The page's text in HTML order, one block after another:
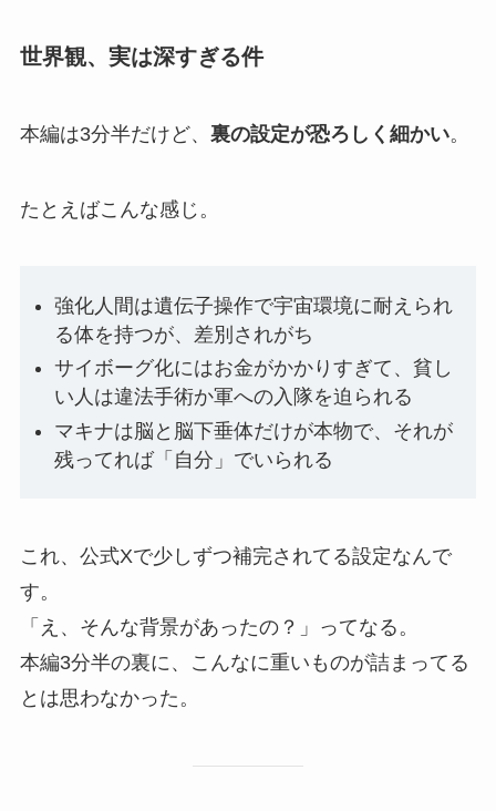
世界観、実は深すぎる件
本編は3分半だけど、 裏の設定が恐ろしく細かい。
たとえばこんな感じ。
強化人間は遺伝子操作で宇宙環境に耐えられ
る体を持つが、差別されがち
サイボーグ化にはお金がかかりすぎて、貧し
い人は違法手術か軍への入隊を迫られる
マキナは脳と脳下垂体だけが本物で、それが
残ってれば「自分」でいられる
これ、公式Xで少しずつ補完されてる設定なんで
す。
「え、そんな背景があったの？」ってなる。
本編3分半の裏に、こんなに重いものが詰まってる
とは思わなかった。